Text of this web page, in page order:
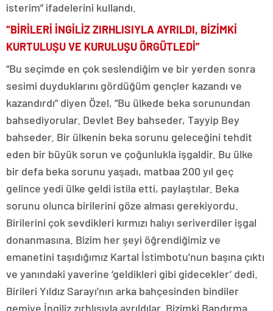
isterim” ifadelerini kullandı.
“BİRİLERİ İNGİLİZ ZIRHLISIYLA AYRILDI, BİZİMKİ
KURTULUŞU VE KURULUŞU ÖRGÜTLEDİ”
“Bu seçimde en çok seslendiğim ve bir yerden sonra
sesimi duyduklarını gördüğüm gençler kazandı ve
kazandırdı” diyen Özel, “Bu ülkede beka sorunundan
bahsediyorular. Devlet Bey bahseder, Tayyip Bey
bahseder. Bir ülkenin beka sorunu geleceğini tehdit
eden bir büyük sorun ve çoğunlukla işgaldir. Bu ülke
bir defa beka sorunu yaşadı, matbaa 200 yıl geç
gelince yedi ülke geldi istila etti, paylaştılar. Beka
sorunu olunca birilerini göze alması gerekiyordu.
Birilerini çok sevdikleri kırmızı halıyı seriverdiler işgal
donanmasına. Bizim her şeyi öğrendiğimiz ve
emanetini taşıdığımız Kartal İstimbotu’nun başına çıktı
ve yanındaki yaverine ‘geldikleri gibi gidecekler’ dedi.
Birileri Yıldız Sarayı’nın arka bahçesinden bindiler
gemiye İngiliz zırhlısıyla ayrıldılar. Bizimki Bandırma